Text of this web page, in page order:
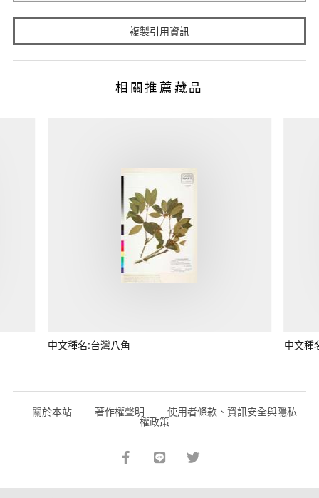
複製引用資訊
相關推薦藏品
中文種名:台灣八角 中文種
關於本站 著作權聲明 使用者條款、資訊安全與隱私
權政策